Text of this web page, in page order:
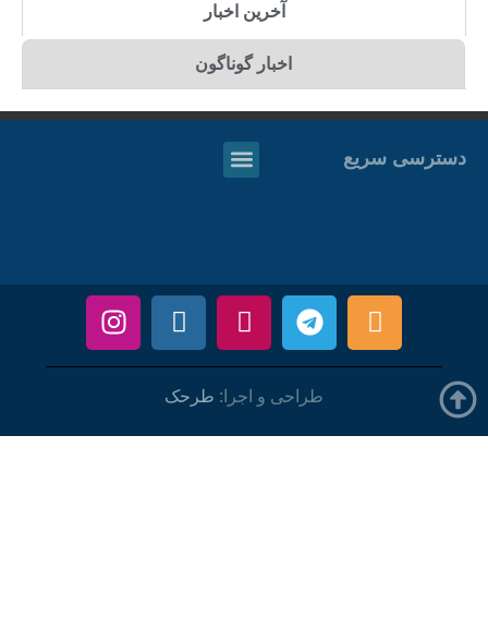
آخرین اخبار
اخبار گوناگون
دسترسی سریع
طراحی و اجرا:طرحک